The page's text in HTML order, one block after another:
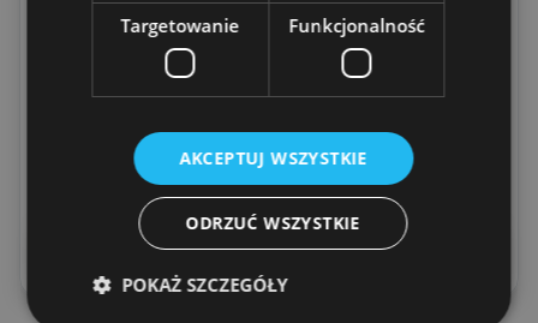
Tato + 1 Dziecko Tato + 2 Dzieci
Tato + 3 Dzieci Tato + 4 Dzieci
Tato + 5 Dzieci
Podglądnij swoją tabliczkę
Targetowanie Funkcjonalność
AKCEPTUJ WSZYSTKIE
ODRZUĆ WSZYSTKIE
POKAŻ SZCZEGÓŁY